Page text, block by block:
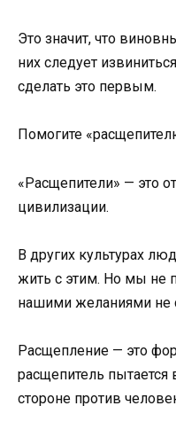
Это значит, что
них следует
сделать это первым.
Помогите
«Расщепители» — это
цивилизации.
В других культурах
жить с этим. Но мы не
нашими желаниями не
Расщепление — это
расщепитель пытается
стороне против